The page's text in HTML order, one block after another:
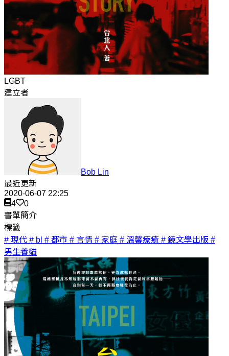
LGBT
建立者
Bob Lin
最近更新
2020-06-07 22:25
4
0
書單簡介
標籤
# 現代 # bl # 都市 # 言情 # 家庭 # 溫馨療癒 # 鏡文學出版 #
男生養貓